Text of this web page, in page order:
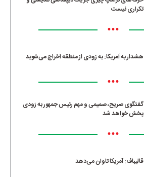
تکراری نیست
•••
هشدار به آمریکا: به زودی از منطقه اخراج می‌شوید
•••
گفتگوی صریح، صمیمی و مهم رئیس جمهور به زودی
پخش خواهد شد
•••
قالیباف: آمریکا تاوان می‌دهد